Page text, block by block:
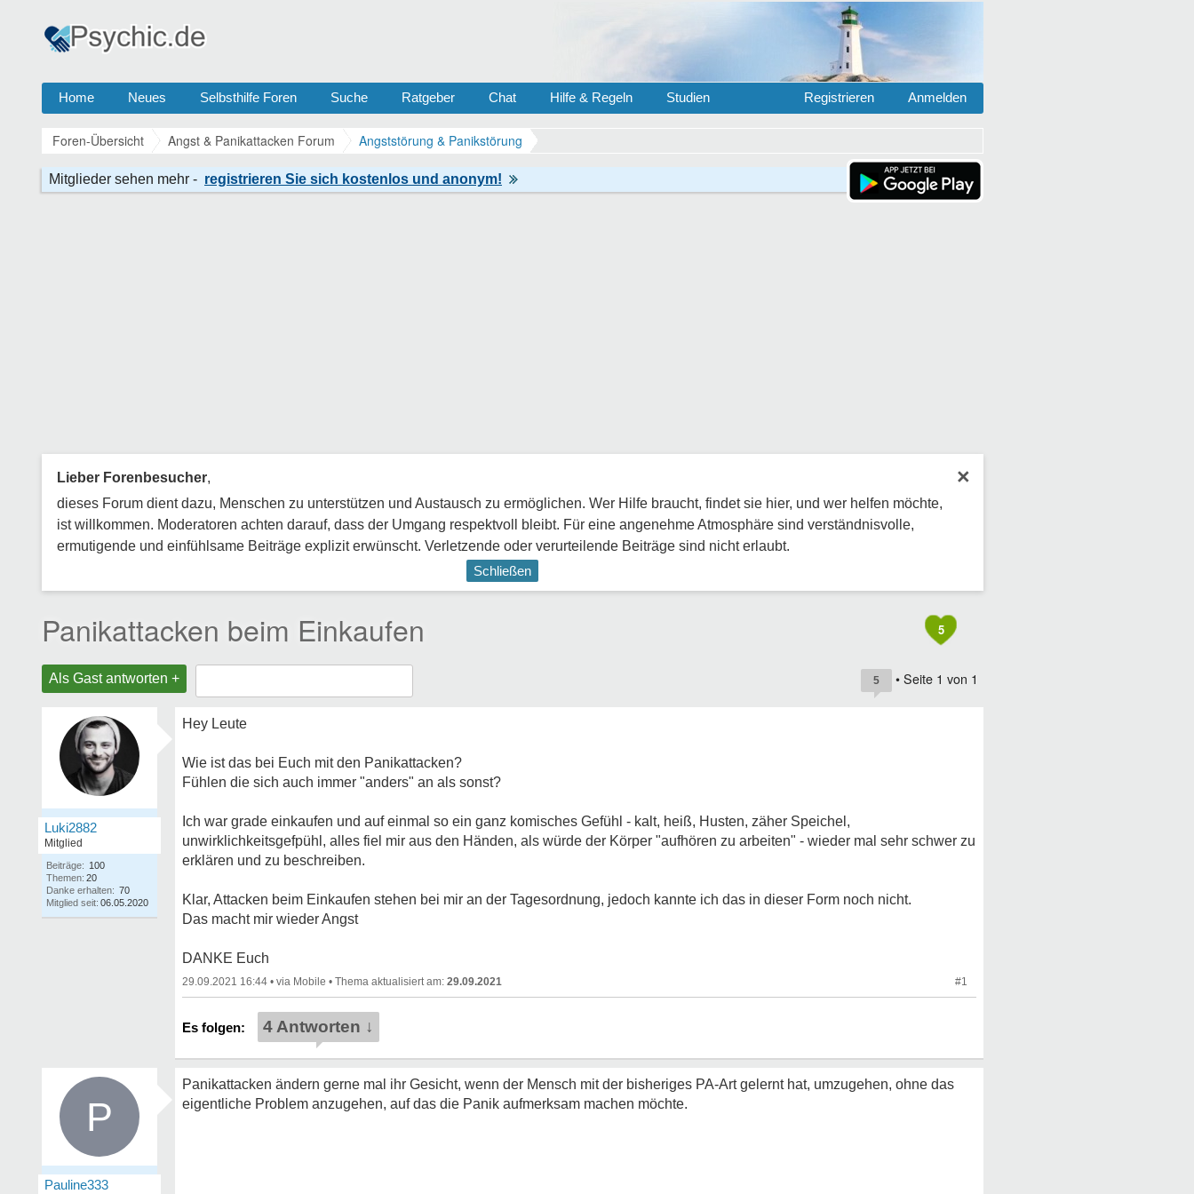
Home Neues Selbsthilfe Foren Suche Ratgeber Chat Hilfe & Regeln Studien Anmelden
Registrieren
Foren-Übersicht Angst & Panikattacken Forum Angststörung & Panikstörung
×
Lieber Forenbesucher,
dieses Forum dient dazu, Menschen zu unterstützen und Austausch zu ermöglichen. Wer Hilfe braucht, findet sie hier, und wer helfen möchte,
ist willkommen. Moderatoren achten darauf, dass der Umgang respektvoll bleibt. Für eine angenehme Atmosphäre sind verständnisvolle,
ermutigende und einfühlsame Beiträge explizit erwünscht. Verletzende oder verurteilende Beiträge sind nicht erlaubt.
Schließen
5
Panikattacken beim Einkaufen
Als Gast antworten + 5 • Seite 1 von 1
Luki2882
Mitglied
Beiträge: 100
Themen: 20
Danke erhalten: 70
Mitglied seit: 06.05.2020
Hey Leute
Wie ist das bei Euch mit den Panikattacken?
Fühlen die sich auch immer "anders" an als sonst?
Ich war grade einkaufen und auf einmal so ein ganz komisches Gefühl - kalt, heiß, Husten, zäher Speichel,
unwirklichkeitsgefpühl, alles fiel mir aus den Händen, als würde der Körper "aufhören zu arbeiten" - wieder mal sehr schwer zu
erklären und zu beschreiben.
Klar, Attacken beim Einkaufen stehen bei mir an der Tagesordnung, jedoch kannte ich das in dieser Form noch nicht.
Das macht mir wieder Angst
DANKE Euch
29.09.2021 16:44 • • 29.09.2021 #1
4 Antworten ↓
P
Pauline333
Panikattacken ändern gerne mal ihr Gesicht, wenn der Mensch mit der bisheriges PA-Art gelernt hat, umzugehen, ohne das
eigentliche Problem anzugehen, auf das die Panik aufmerksam machen möchte.